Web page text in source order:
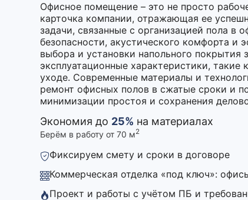
Офисное помещение – это не просто
карточка компании, отражающая ее
задачи, связанные с организацией пола в
безопасности, акустического комфорта и
выбора и установки напольного покрытия
эксплуатационные характеристики, такие
уходе. Современные материалы и
ремонт офисных полов в сжатые сроки и
минимизации простоя и сохранения
Экономия до 25% на материалах
Берём в работу от 70 м2
Фиксируем смету и сроки в договоре
Коммерческая отделка «под ключ»:
Проект и работы с учётом ПБ и